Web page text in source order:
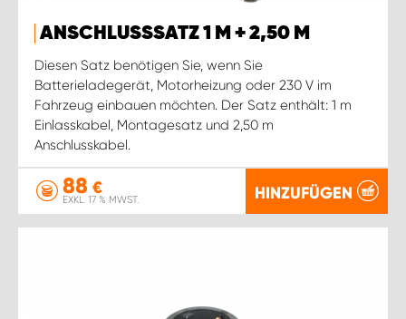
ANSCHLUSSSATZ 1 M + 2,50 M
Diesen Satz benötigen Sie, wenn Sie
Batterieladegerät, Motorheizung oder 230 V im
Fahrzeug einbauen möchten. Der Satz enthält: 1 m
Einlasskabel, Montagesatz und 2,50 m
Anschlusskabel.
88 €
EXKL. 17 % MWST. HINZUFÜGEN